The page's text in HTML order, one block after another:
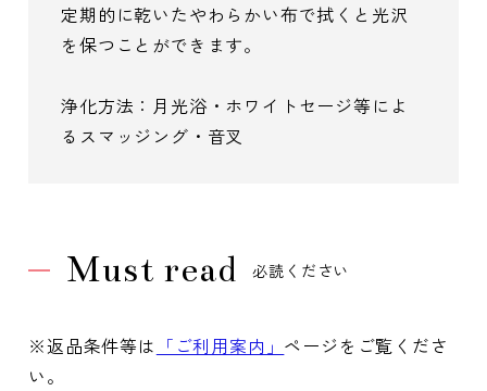
定期的に乾いたやわらかい布で拭くと光沢
を保つことができます。
浄化方法：月光浴・ホワイトセージ等によ
るスマッジング・音叉
Must read 必読ください
※返品条件等は 「ご利用案内」 ページをご覧くださ
い。